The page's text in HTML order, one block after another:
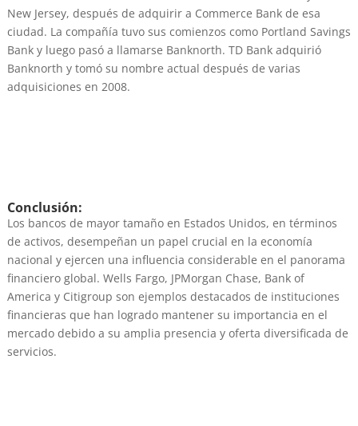
New Jersey, después de adquirir a Commerce Bank de esa
ciudad. La compañía tuvo sus comienzos como Portland Savings
Bank y luego pasó a llamarse Banknorth. TD Bank adquirió
Banknorth y tomó su nombre actual después de varias
adquisiciones en 2008.
Conclusión:
Los bancos de mayor tamaño en Estados Unidos, en términos
de activos, desempeñan un papel crucial en la economía
nacional y ejercen una influencia considerable en el panorama
financiero global. Wells Fargo, JPMorgan Chase, Bank of
America y Citigroup son ejemplos destacados de instituciones
financieras que han logrado mantener su importancia en el
mercado debido a su amplia presencia y oferta diversificada de
servicios.